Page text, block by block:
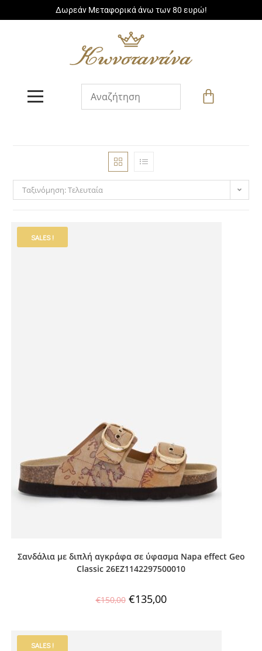
Δωρεάν Μεταφορικά άνω των 80 ευρώ!
Ταξινόμηση: Τελευταία
SALES !
Σανδάλια με διπλή αγκράφα σε ύφασμα Napa effect Geo
Classic 26EZ1142297500010
€150,00 €135,00
SALES !